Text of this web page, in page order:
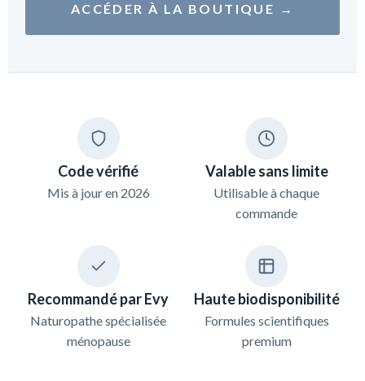
ACCÉDER À LA BOUTIQUE →
Code vérifié
Mis à jour en 2026
Valable sans limite
Utilisable à chaque
commande
Recommandé par Evy
Naturopathe spécialisée
ménopause
Haute biodisponibilité
Formules scientifiques
premium